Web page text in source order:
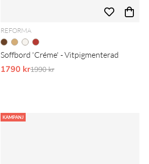
REFORMA
Soffbord 'Créme' - Vitpigmenterad
1790 krOrdinarie pris:
1990 kr
KAMPANJ